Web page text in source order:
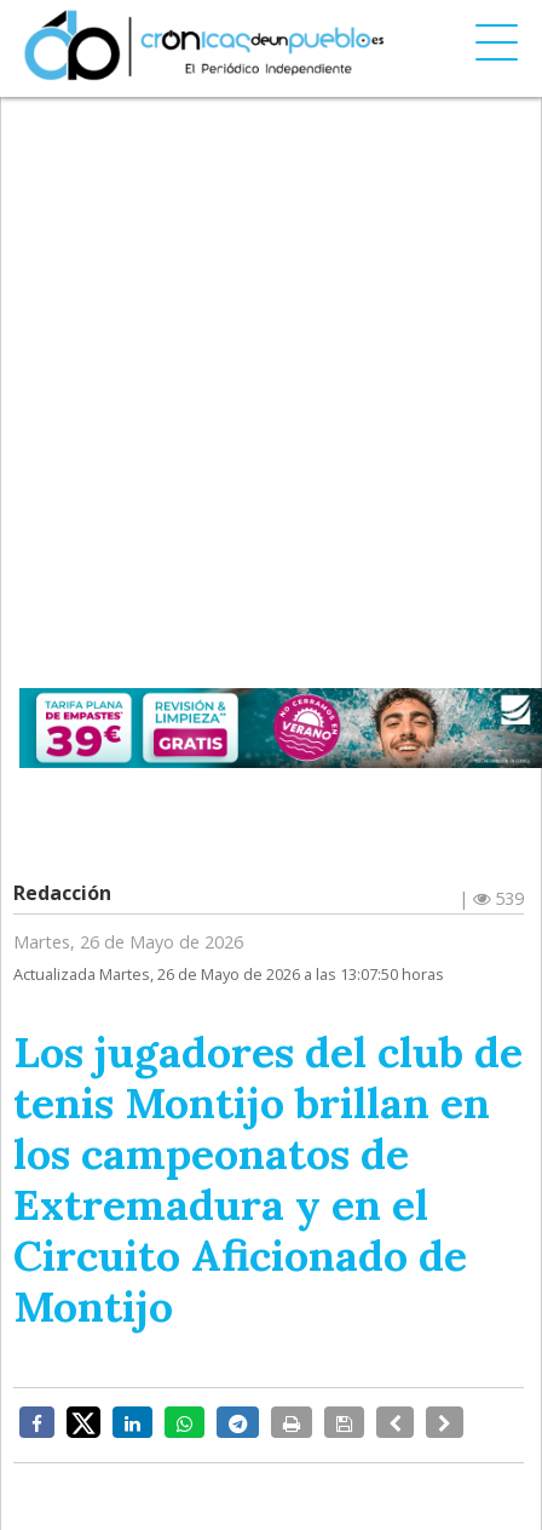
Redacción |
539
Martes, 26 de Mayo de 2026
Actualizada Martes, 26 de Mayo de 2026 a las 13:07:50 horas
Los jugadores del club de
tenis Montijo brillan en
los campeonatos de
Extremadura y en el
Circuito Aficionado de
Montijo